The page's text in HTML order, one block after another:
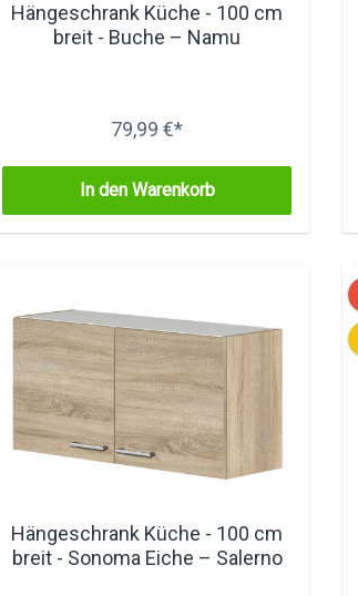
Hängeschrank Küche - 100 cm
breit - Buche – Namu
79,99 €*
In den Warenkorb
Hängeschrank Küche - 100 cm
breit - Sonoma Eiche – Salerno